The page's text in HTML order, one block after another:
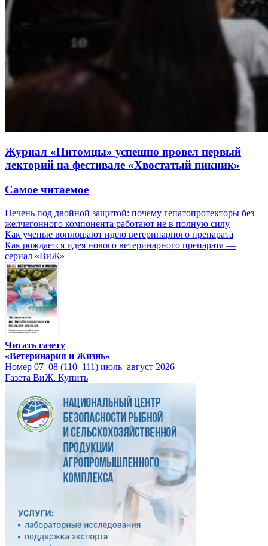
Журнал «Питомцы» успешно провел первый
лекторий на фестивале «Хвостатый пикник»
Самое читаемое
Печень под двойной защитой: почему гепатопротекторы без
желчегонного компонента работают не в полную силу
Как ученые воплощают идею ветеринарного препарата
Как рождается идея нового ветеринарного препарата —
сериал «ВиЖ»
Читать газету
«Ветеринария и Жизнь»
Номер 07–08 (110–111) июль–август 2026
Газета ВиЖ. Купить